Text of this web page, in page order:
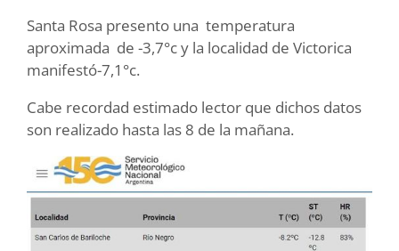
Santa Rosa presento una temperatura
aproximada de -3,7°c y la localidad de Victorica
manifestó-7,1°c.
Cabe recordad estimado lector que dichos datos
son realizado hasta las 8 de la mañana.